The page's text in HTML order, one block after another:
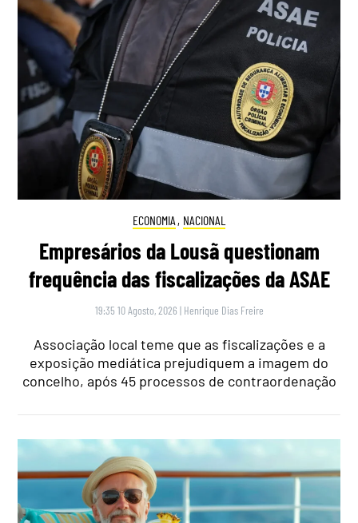
ECONOMIA , NACIONAL
Empresários da Lousã questionam
frequência das fiscalizações da ASAE
19:35 10 Agosto, 2026 | Henrique Dias Freire
Associação local teme que as fiscalizações e a
exposição mediática prejudiquem a imagem do
concelho, após 45 processos de contraordenação